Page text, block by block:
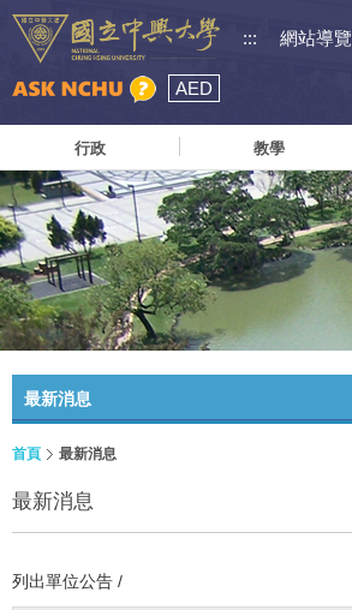
::: 網站導覽
AED
行政 教學
最新消息
首頁 最新消息
最新消息
列出單位公告 /